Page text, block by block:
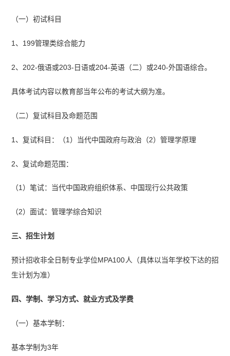
（一）初试科目
1、199管理类综合能力
2、202-俄语或203-日语或204-英语（二）或240-外国语综合。
具体考试内容以教育部当年公布的考试大纲为准。
（二）复试科目及命题范围
1、复试科目：（1）当代中国政府与政治（2）管理学原理
2、复试命题范围：
（1）笔试：当代中国政府组织体系、中国现行公共政策
（2）面试：管理学综合知识
三、招生计划
预计招收非全日制专业学位MPA100人（具体以当年学校下达的招
生计划为准）
四、学制、学习方式、就业方式及学费
（一）基本学制：
基本学制为3年